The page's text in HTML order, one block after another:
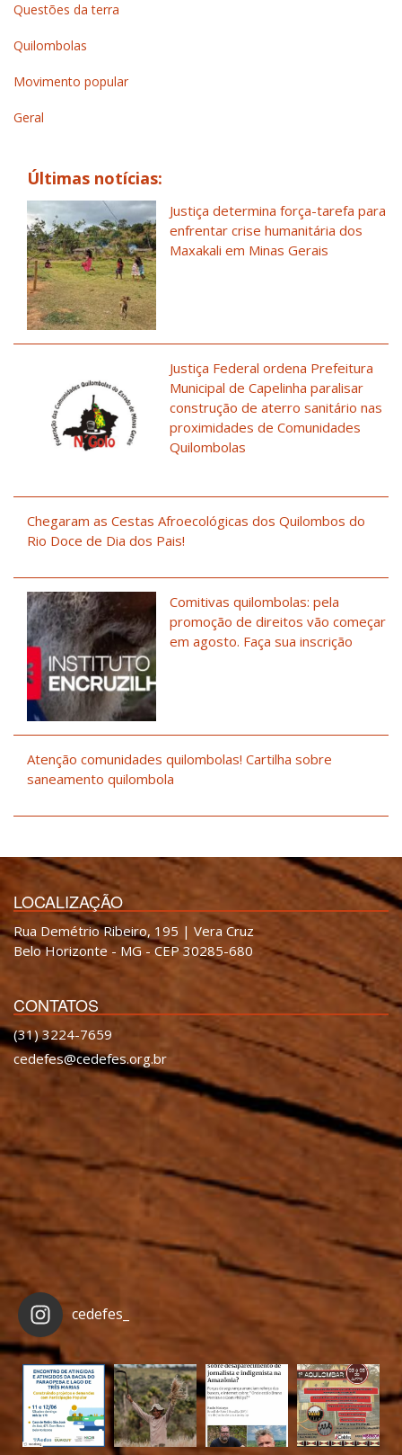
Questões da terra
Quilombolas
Movimento popular
Geral
Últimas notícias:
Justiça determina força-tarefa para
enfrentar crise humanitária dos
Maxakali em Minas Gerais
Justiça Federal ordena Prefeitura
Municipal de Capelinha paralisar
construção de aterro sanitário nas
proximidades de Comunidades
Quilombolas
Chegaram as Cestas Afroecológicas dos Quilombos do
Rio Doce de Dia dos Pais!
Comitivas quilombolas: pela
promoção de direitos vão começar
em agosto. Faça sua inscrição
Atenção comunidades quilombolas! Cartilha sobre
saneamento quilombola
LOCALIZAÇÃO
Rua Demétrio Ribeiro, 195 | Vera Cruz
Belo Horizonte - MG - CEP 30285-680
CONTATOS
(31) 3224-7659
cedefes@cedefes.org.br
cedefes_